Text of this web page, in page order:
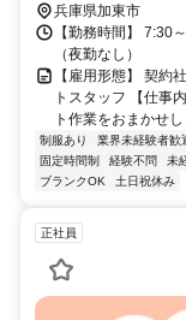
車・バイク通勤可
兵庫県加東市
【勤務時間】 7:30
（夜勤なし）
【雇用形態】 契約
トスタッフ 【仕事
ト作業をおまかせ
制服あり 業界未経験者歓
固定時間制
経験不問 未
ブランクOK
土日祝休み
正社員